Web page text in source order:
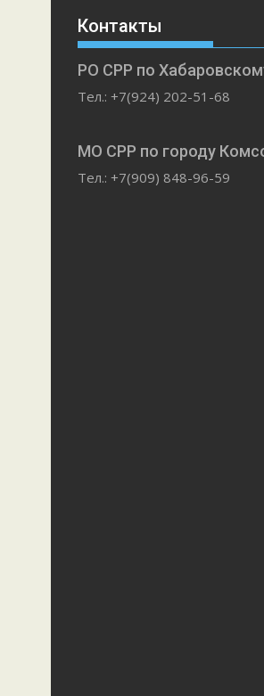
Контакты
РО СРР по
Тел.: +7(924) 202-51-68
МО СРР по городу
Тел.: +7(909) 848-96-59